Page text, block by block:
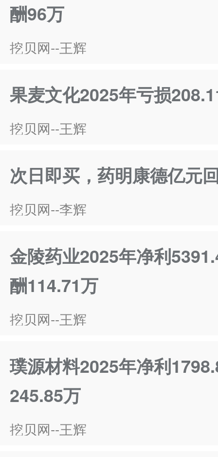
酬96万
挖贝网--王辉
果麦文化2025年亏损
挖贝网--王辉
次日即买，药明康德亿元
挖贝网--李辉
金陵药业2025年净利
酬114.71万
挖贝网--王辉
璞源材料2025年净利
245.85万
挖贝网--王辉